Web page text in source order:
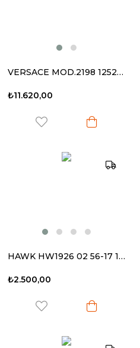
VERSACE MOD.2198 1252/13 54-20 145 Kadın Güneş Gözlüğü
₺11.620,00
HAWK HW1926 02 56-17 140 Kadın Güneş Gözlüğü
₺2.500,00